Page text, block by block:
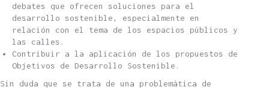
debates que ofrecen soluciones para el
desarrollo sostenible, especialmente en
relación con el tema de los espacios públicos y
las calles.
Contribuir a la aplicación de los propuestos de
Objetivos de Desarrollo Sostenible.
Sin duda que se trata de una problemática de